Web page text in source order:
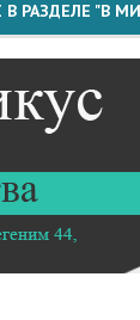
РАЗДЕЛЕ "В